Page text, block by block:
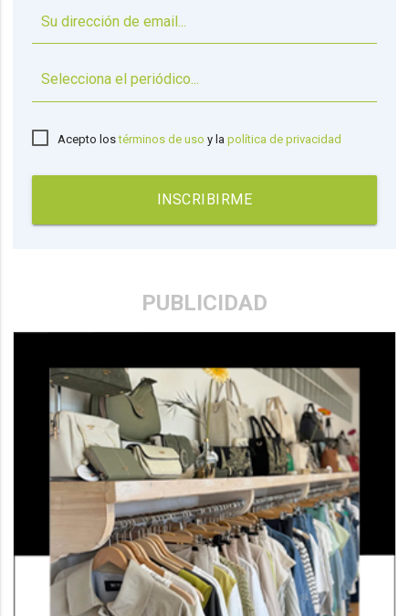
Acepto lostérminos de uso y lapolítica de privacidad
INSCRIBIRME
PUBLICIDAD